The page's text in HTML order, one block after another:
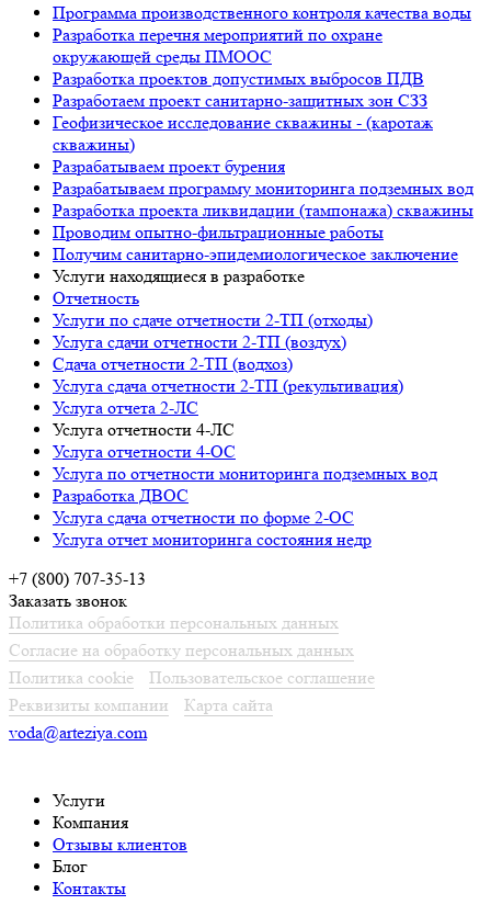
Программа производственного контроля качества воды
Разработка перечня мероприятий по охране
окружающей среды ПМООС
Разработка проектов допустимых выбросов ПДВ
Разработаем проект санитарно-защитных зон СЗЗ
Геофизическое исследование скважины - (каротаж
скважины)
Разрабатываем проект бурения
Разрабатываем программу мониторинга подземных вод
Разработка проекта ликвидации (тампонажа) скважины
Проводим опытно-фильтрационные работы
Получим санитарно-эпидемиологическое заключение
Услуги находящиеся в разработке
Отчетность
Услуги по сдаче отчетности 2-ТП (отходы)
Услуга сдачи отчетности 2-ТП (воздух)
Сдача отчетности 2-ТП (водхоз)
Услуга сдача отчетности 2-ТП (рекультивация)
Услуга отчета 2-ЛС
Услуга отчетности 4-ЛС
Услуга отчетности 4-ОС
Услуга по отчетности мониторинга подземных вод
Разработка ДВОС
Услуга сдача отчетности по форме 2-ОС
Услуга отчет мониторинга состояния недр
+7 (800) 707-35-13
Заказать звонок
Политика обработки персональных данных
Согласие на обработку персональных данных
Политика cookie
Пользовательское соглашение
Реквизиты компании
Карта сайта
voda@arteziya.com
Услуги
Компания
Отзывы клиентов
Блог
Контакты